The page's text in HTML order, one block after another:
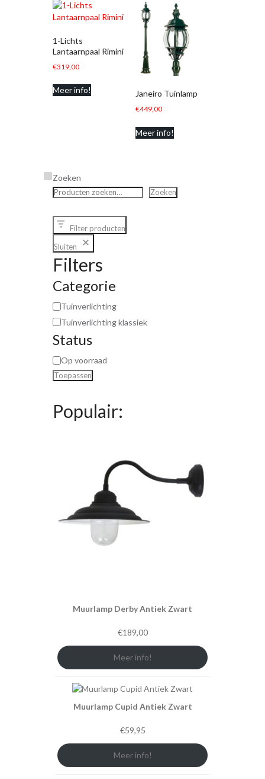
1-Lichts
Lantaarnpaal Rimini
€319,00
Meer info! Janeiro Tuinlamp
€449,00
Meer info!
Zoeken
Zoeken
Filter producten
Sluiten
Filters
Categorie
Tuinverlichting
Tuinverlichting klassiek
Status
Op voorraad
Toepassen
Populair:
Muurlamp Derby Antiek Zwart
€189,00
Meer info!
Muurlamp Cupid Antiek Zwart
€59,95
Meer info!